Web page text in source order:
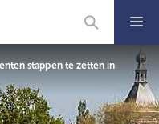
stappen te zetten in